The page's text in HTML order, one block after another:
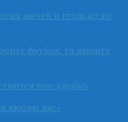
мячей и столько же
футбол, то любите
топ-клубы»
люблю вас»